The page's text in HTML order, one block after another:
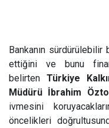
Bankanın sürdürülebilir
ettiğini ve bunu
belirten Türkiye
Müdürü İbrahim
ivmesini
öncelikleri